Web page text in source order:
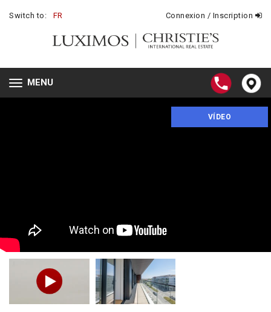
Switch to: FR Connexion / Inscription
Toggle
navigation
MENU
VÍDEO